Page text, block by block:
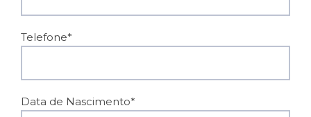
Telefone*
Data de Nascimento*